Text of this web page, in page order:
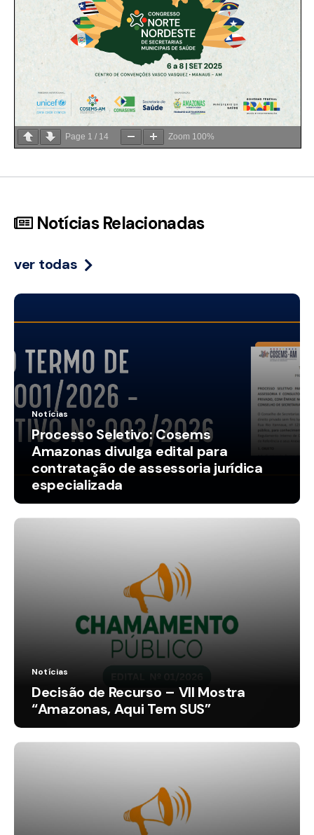
Page 1 / 14 Zoom 100%
Notícias Relacionadas
ver todas
Notícias
Processo Seletivo: Cosems
Amazonas divulga edital para
contratação de assessoria jurídica
especializada
Notícias
Decisão de Recurso – VII Mostra
“Amazonas, Aqui Tem SUS”